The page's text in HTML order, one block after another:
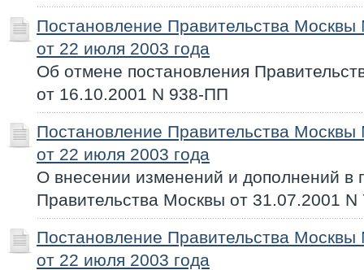
Постановление Правительства
от 22 июля 2003 года
Об отмене постановления
от 16.10.2001 N 938-ПП
Постановление Правительства
от 22 июля 2003 года
О внесении изменений и дополнений в
Правительства Москвы от 31.07.2001
Постановление Правительства
от 22 июля 2003 года